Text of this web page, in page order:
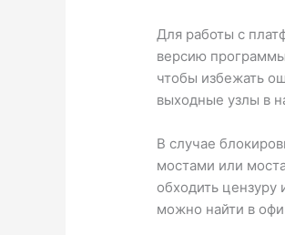
Для работы с
версию
чтобы избежать
выходные узлы в
В случае
мостами или
обходить цензуру
можно найти в